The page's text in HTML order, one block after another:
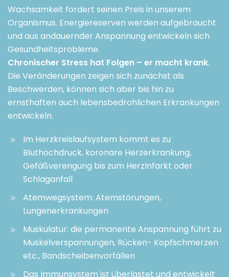
Wachsamkeit fordert seinen Preis in unserem
Organismus. Energiereserven werden aufgebraucht
und aus andauernder Anspannung entwickeln sich
Gesundheitsprobleme.
Chronischer Stress hat Folgen – er macht krank.
Die Veränderungen zeigen sich zunächst als
Beschwerden, können sich aber bis hin zu
ernsthaften auch lebensbedrohlichen Erkrankungen
entwickeln.
Im Herzkreislaufsystem kommt es zu
Bluthochdruck, koronare Herzerkrankung,
Gefäßverengung bis zum HerzInfarkt oder
Schlaganfall
Atemwegsystem: Atemstörungen,
Lungenerkrankungen
Muskulatur: die permanente Anspannung führt zu
Muskelverspannungen, Rücken- Kopfschmerzen
etc., Bandscheibenvorfällen
Das Immunsystem ist überlastet und entwickelt